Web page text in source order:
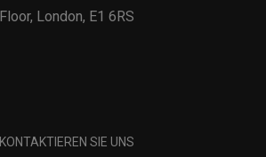
Floor, London, E1 6RS
KONTAKTIEREN SIE UNS